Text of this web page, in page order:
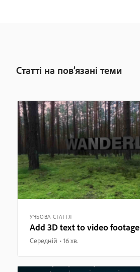
Статті на пов’язані теми
УЧБОВА СТАТТЯ
Add 3D text to video footage
Середній 16 хв.